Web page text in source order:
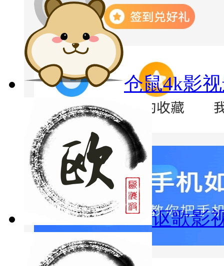
仓鼠4k影
讴歌影